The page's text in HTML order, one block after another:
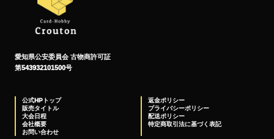
愛知県公安委員会 古物商許可証
第543932101500号
公式HPトップ
販売タイトル
大会日程
会社概要
お問い合わせ
返金ポリシー
プライバシーポリシー
配送ポリシー
特定商取引法に基づく表記